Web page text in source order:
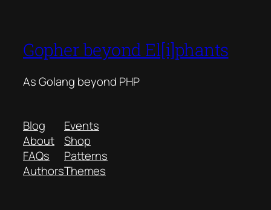
Gopher beyond El[i]phants
As Golang beyond PHP
Blog
About
FAQs
Authors
Events
Shop
Patterns
Themes